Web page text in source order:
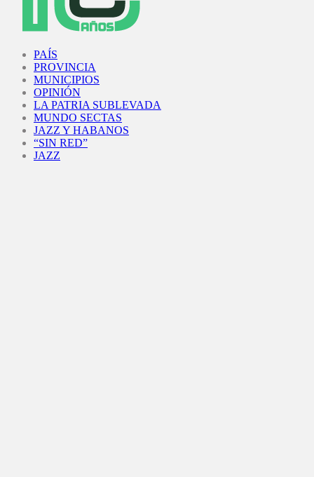
PAÍS
PROVINCIA
MUNICIPIOS
OPINIÓN
LA PATRIA SUBLEVADA
MUNDO SECTAS
JAZZ Y HABANOS
“SIN RED”
JAZZ